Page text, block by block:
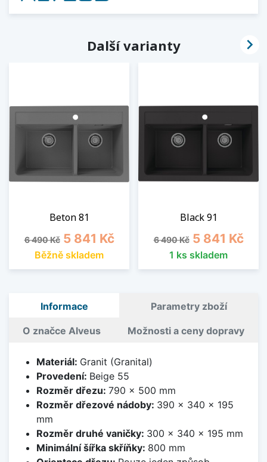
Další varianty
Beton 81
Běžná cena
6 490 Kč Cena
5 841 Kč
Běžně skladem
Black 91
Běžná cena
6 490 Kč Cena
5 841 Kč
1 ks skladem

Informace Parametry zboží
O značce Alveus Možnosti a ceny dopravy
Materiál: Granit (Granital)
Provedení: Beige 55
Rozměr dřezu: 790 x 500 mm
Rozměr dřezové nádoby: 390 x 340 x 195
mm
Rozměr druhé vaničky: 300 x 340 x 195 mm
Minimální šířka skříňky: 800 mm